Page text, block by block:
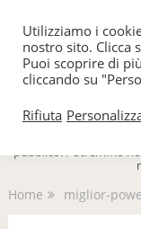
Menu
pubblico. Potremmo
Home miglior-
Utilizziamo i
nostro sito. Clicca
Puoi scoprire di
cliccando su
Rifiuta